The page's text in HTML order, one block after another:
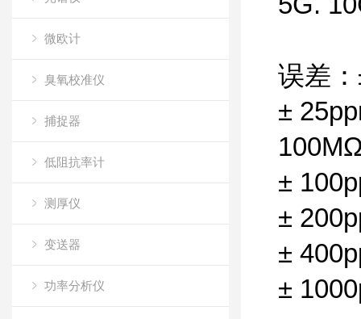
微欧计
臭氧校准仪
捕捉器
低阻抗率计
测厚仪
变送器
功率分析仪
误差：
±
±
±
±
±